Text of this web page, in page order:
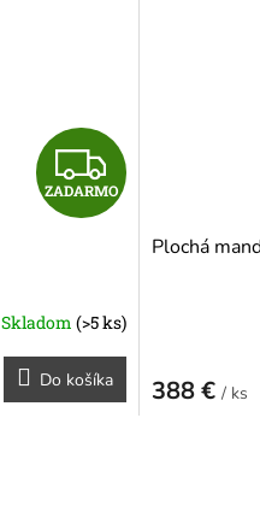
Z
A
A
R
M
ZADARMO
Skladom (>5 ks)
Do košíka
Plochá
388 € / ks